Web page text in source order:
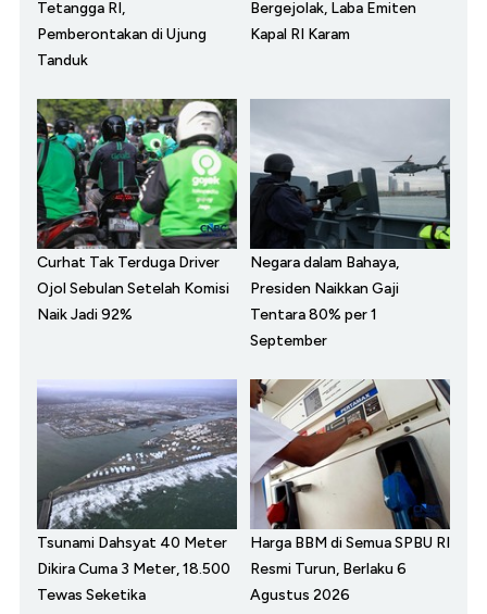
Tetangga RI,
Pemberontakan di Ujung
Tanduk
Bergejolak, Laba Emiten
Kapal RI Karam
Curhat Tak Terduga Driver
Ojol Sebulan Setelah Komisi
Naik Jadi 92%
Negara dalam Bahaya,
Presiden Naikkan Gaji
Tentara 80% per 1
September
Tsunami Dahsyat 40 Meter
Dikira Cuma 3 Meter, 18.500
Tewas Seketika
Harga BBM di Semua SPBU RI
Resmi Turun, Berlaku 6
Agustus 2026